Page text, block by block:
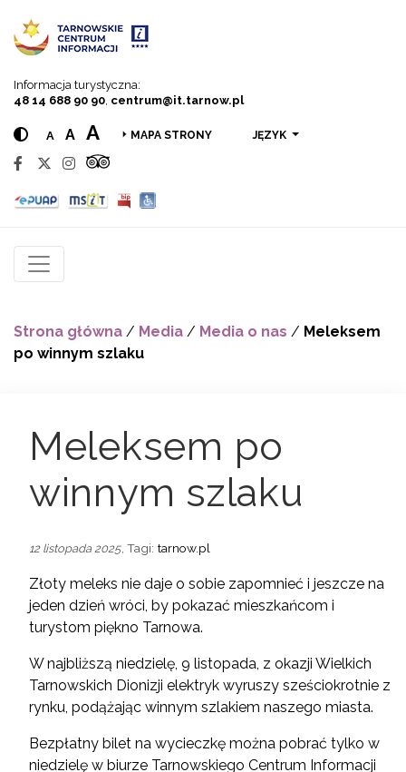
Informacja turystyczna:
48 14 688 90 90 centrum@it.tarnow.pl
A A A MAPA STRONY JĘZYK
Strona główna / Media / Media o nas / Meleksem
po winnym szlaku
Meleksem po
winnym szlaku
12 listopada 2025 , Tagi: tarnow.pl
Złoty meleks nie daje o sobie zapomnieć i jeszcze na
jeden dzień wróci, by pokazać mieszkańcom i
turystom piękno Tarnowa.
W najbliższą niedzielę, 9 listopada, z okazji Wielkich
Tarnowskich Dionizji elektryk wyruszy sześciokrotnie z
rynku, podążając winnym szlakiem naszego miasta.
Bezpłatny bilet na wycieczkę można pobrać tylko w
niedzielę w biurze Tarnowskiego Centrum Informacji